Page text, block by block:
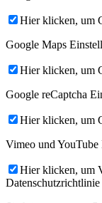
Hier klicken, um
Google Maps
Hier klicken, um
Google reCaptcha
Hier klicken, um
Vimeo und YouTube
Hier klicken, um
Datenschutzrichtlinie